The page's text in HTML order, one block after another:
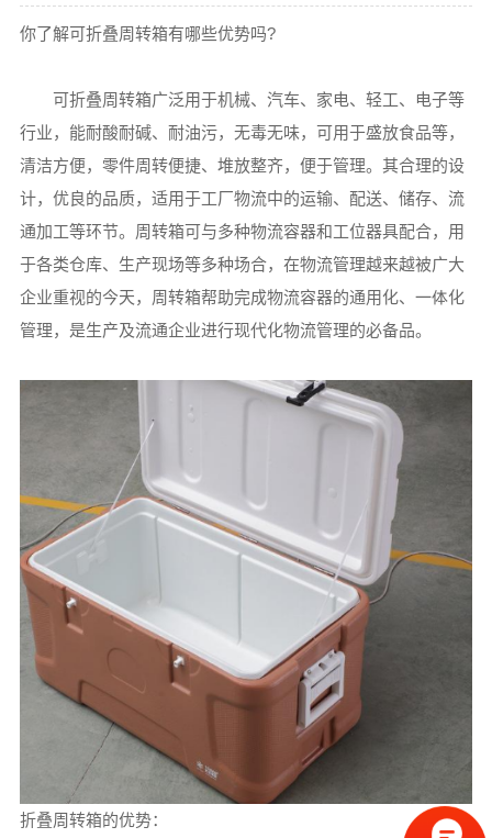
你了解可折叠周转箱有哪些优势吗?
可折叠周转箱广泛用于机械、汽车、家电、轻工、电子等
行业，能耐酸耐碱、耐油污，无毒无味，可用于盛放食品等，
清洁方便，零件周转便捷、堆放整齐，便于管理。其合理的设
计，优良的品质，适用于工厂物流中的运输、配送、储存、流
通加工等环节。周转箱可与多种物流容器和工位器具配合，用
于各类仓库、生产现场等多种场合，在物流管理越来越被广大
企业重视的今天，周转箱帮助完成物流容器的通用化、一体化
管理，是生产及流通企业进行现代化物流管理的必备品。
折叠周转箱的优势：